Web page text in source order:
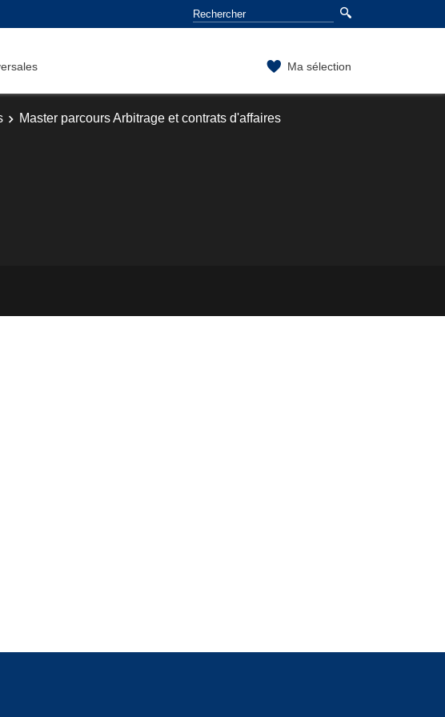
Ma sélection
Master parcours Arbitrage et contrats d'affaires